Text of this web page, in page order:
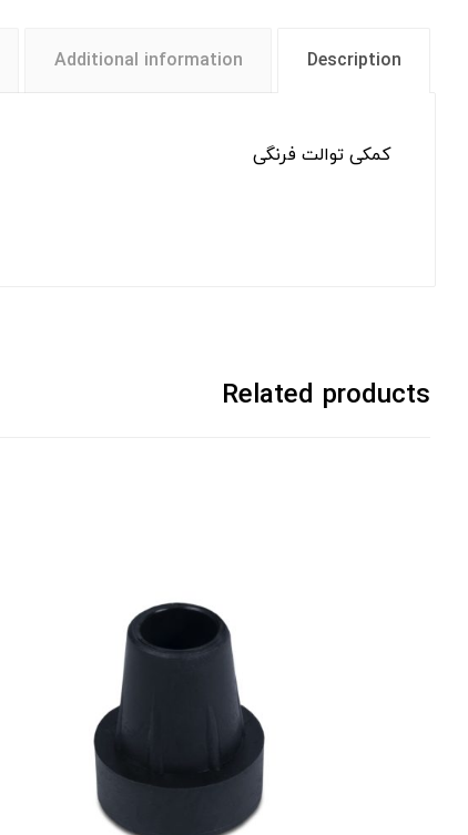
Description
Additional information
کمکی توالت فرنگی
Related products